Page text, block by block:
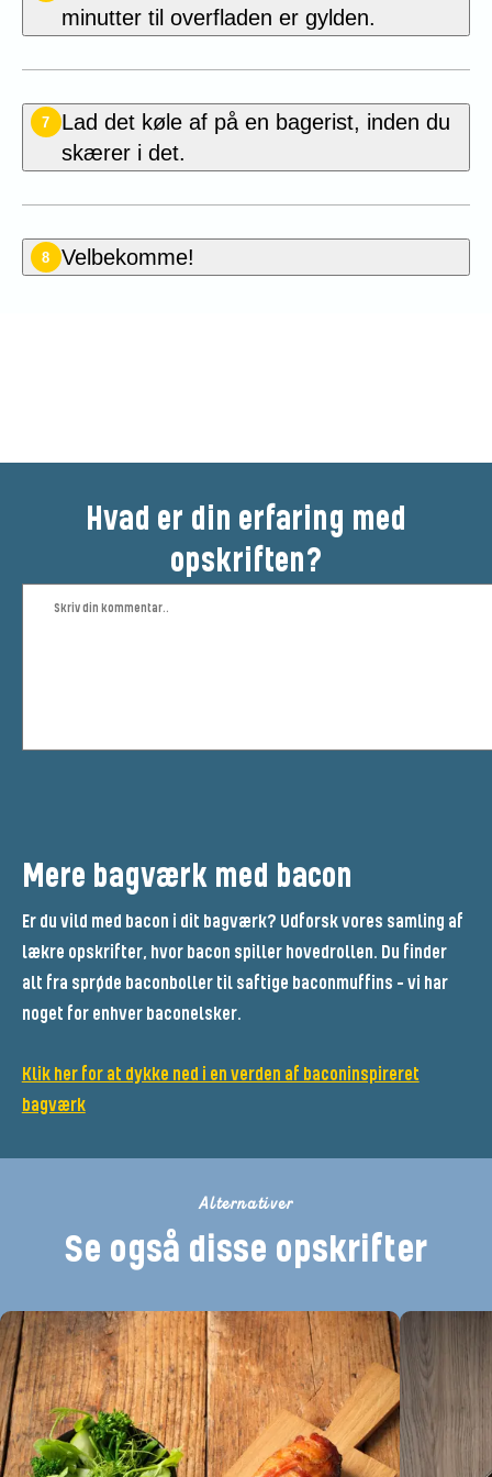
minutter til overfladen er gylden.
7
Lad det køle af på en bagerist, inden du
skærer i det.
8 Velbekomme!
Hvad er din erfaring med
opskriften?
Mere bagværk med bacon
Er du vild med bacon i dit bagværk? Udforsk vores samling af
lækre opskrifter, hvor bacon spiller hovedrollen. Du finder
alt fra sprøde baconboller til saftige baconmuffins – vi har
noget for enhver baconelsker.
Klik her for at dykke ned i en verden af baconinspireret
bagværk
Alternativer
Se også disse opskrifter